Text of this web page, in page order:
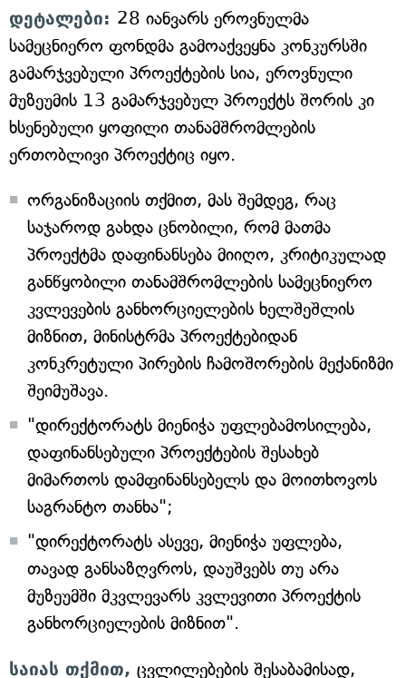
დეტალები: 28 იანვარს ეროვნულმა
სამეცნიერო ფონდმა გამოაქვეყნა კონკურსში
გამარჯვებული პროექტების სია, ეროვნული
მუზეუმის 13 გამარჯვებულ პროექტს შორის კი
ხსენებული ყოფილი თანამშრომლების
ერთობლივი პროექტიც იყო.
ორგანიზაციის თქმით, მას შემდეგ, რაც
საჯაროდ გახდა ცნობილი, რომ მათმა
პროექტმა დაფინანსება მიიღო, კრიტიკულად
განწყობილი თანამშრომლების სამეცნიერო
კვლევების განხორციელების ხელშეშლის
მიზნით, მინისტრმა პროექტებიდან
კონკრეტული პირების ჩამოშორების მექანიზმი
შეიმუშავა.
"დირექტორატს მიენიჭა უფლებამოსილება,
დაფინანსებული პროექტების შესახებ
მიმართოს დამფინანსებელს და მოითხოვოს
საგრანტო თანხა";
"დირექტორატს ასევე, მიენიჭა უფლება,
თავად განსაზღვროს, დაუშვებს თუ არა
მუზეუმში მკვლევარს კვლევითი პროექტის
განხორციელების მიზნით".
საიას თქმით, ცვლილებების შესაბამისად,